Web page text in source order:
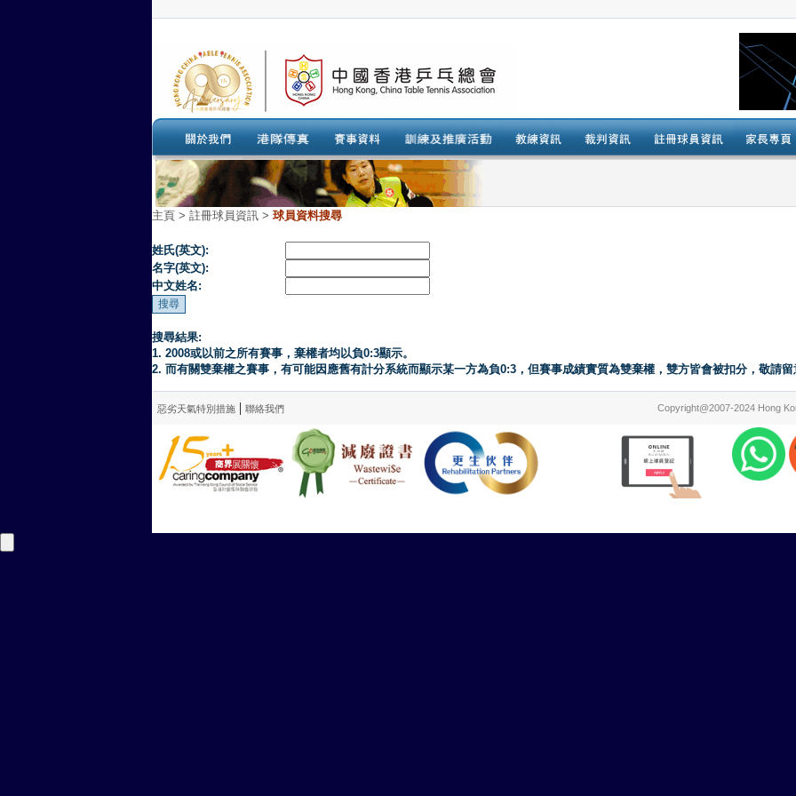
主頁 > 註冊球員資訊 > 球員資料搜尋
姓氏(英文):
名字(英文):
中文姓名:
搜尋結果:
1. 2008或以前之所有賽事，棄權者均以負0:3顯示。
2. 而有關雙棄權之賽事，有可能因應舊有計分系統而顯示某一方為負0:3，但賽事成績實質為雙棄權，雙方皆會被扣分，敬請留